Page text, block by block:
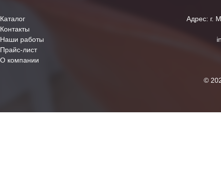
Каталог
Контакты
Наши работы
Прайс-лист
О компании
Адрес: г.
©